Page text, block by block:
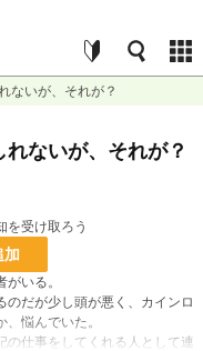
ないが、それが？
ないが、それが？
を受け取ろう
加
いる。
だが少し頭が悪く、カインロ
悩んでいた。
の仕事をしてくれる人として連